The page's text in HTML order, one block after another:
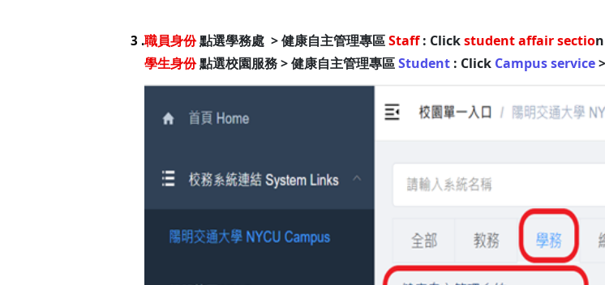
3 .職員身份點選學務處 > 健康自主管理專區Staff: Clickstudent affair sectio
學生身份點選校園服務 > 健康自主管理專區Student : Click Campus service